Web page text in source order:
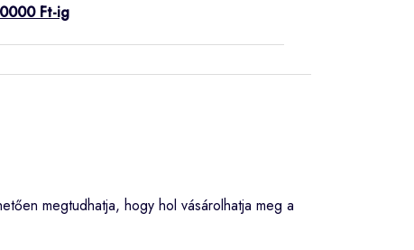
Ft-ig
megtudhatja, hogy hol vásárolhatja meg a